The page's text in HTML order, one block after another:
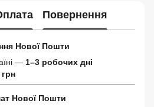
Повернення
Нової Пошти
— 1–3 робочих дні
Нової Пошти